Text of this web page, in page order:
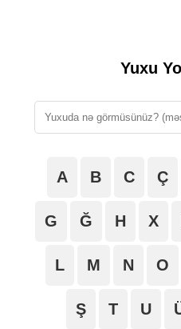
Yuxu
A B C Ç
G Ğ H X
L M N O
Ş T U